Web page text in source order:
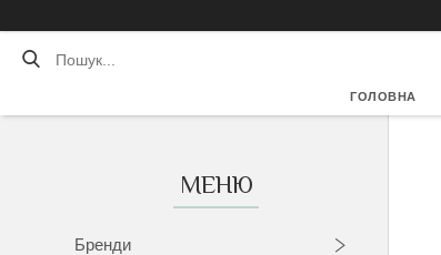
ГОЛОВНА
Бренди